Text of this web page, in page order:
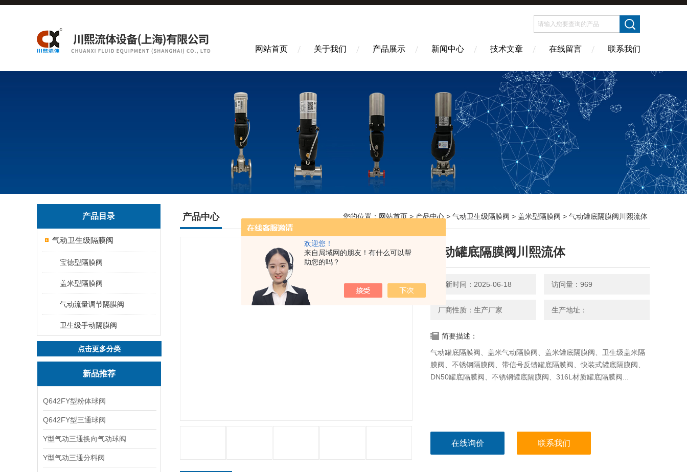
欢迎您！
来自局域网的朋友！有什么可以帮
助您的吗？
网站首页 关于我们 产品展示 新闻中心 技术文章 在线留言 联系我们
产品目录
气动卫生级隔膜阀
宝德型隔膜阀
盖米型隔膜阀
气动流量调节隔膜阀
卫生级手动隔膜阀
点击更多分类
新品推荐
Q642FY型粉体球阀
Q642FY型三通球阀
Y型气动三通换向气动球阀
Y型气动三通分料阀
产品中心 您的位置： 网站首页 > 产品中心 > 气动卫生级隔膜阀 > 盖米型隔膜阀 > 气动罐底隔膜阀川熙流体
气动罐底隔膜阀川熙流体
更新时间：2025-06-18 访问量：969
厂商性质：生产厂家 生产地址：
简要描述：
气动罐底隔膜阀、盖米气动隔膜阀、盖米罐底隔膜阀、卫生级盖米隔
膜阀、不锈钢隔膜阀、带信号反馈罐底隔膜阀、快装式罐底隔膜阀、
DN50罐底隔膜阀、不锈钢罐底隔膜阀、316L材质罐底隔膜阀...
在线询价 联系我们